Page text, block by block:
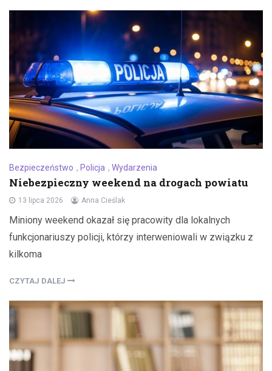
Bezpieczeństwo , Policja , Wydarzenia
Niebezpieczny weekend na drogach powiatu
13 lipca 2026 Anna Cieślak
Miniony weekend okazał się pracowity dla lokalnych
funkcjonariuszy policji, którzy interweniowali w związku z
kilkoma
CZYTAJ DALEJ